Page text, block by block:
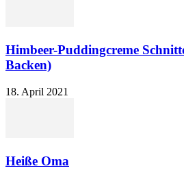
Himbeer-Puddingcreme
Backen)
18. April 2021
Heiße Oma